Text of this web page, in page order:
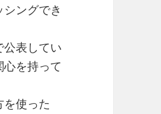
ングでき
表してい
を持って
使った